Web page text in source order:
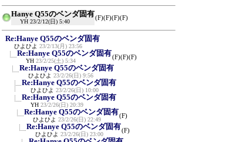
Hanye Q55のベンダ固有
YH 23/2/12(日) 5:40
(F)(F)(F)(F)
Re:Hanye Q55のベンダ固有
ひよひよ 23/2/13(月) 23:56
Re:Hanye Q55のベンダ固有
YH 23/2/25(土) 5:34
(F)(F)(F)
Re:Hanye Q55のベンダ固有
ひよひよ 23/2/26(日) 9:56
Re:Hanye Q55のベンダ固有
ひよひよ 23/2/26(日) 10:00
Re:Hanye Q55のベンダ固有
YH 23/2/26(日) 20:39
Re:Hanye Q55のベンダ固有
ひよひよ 23/2/26(日) 22:49
(F)
Re:Hanye Q55のベンダ固有
ひよひよ 23/2/26(日) 23:00
(F)